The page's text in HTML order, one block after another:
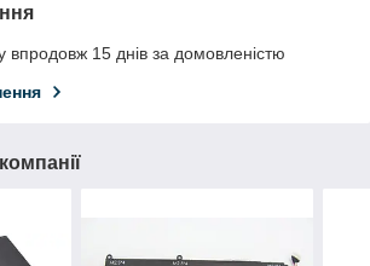
впродовж 15 днів за домовленістю